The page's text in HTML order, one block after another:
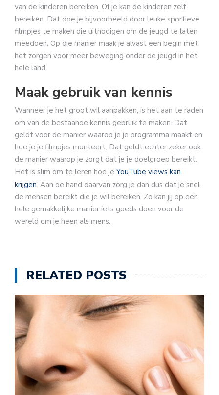
van de kinderen bereiken. Of je kan de kinderen zelf
bereiken. Dat doe je bijvoorbeeld door leuke sportieve
filmpjes te maken die uitnodigen om de jeugd te laten
meedoen. Op die manier maak je alvast een begin met
het zorgen voor meer beweging onder de jeugd in het
hele land.
Maak gebruik van kennis
Wanneer je het groot wil aanpakken, is het aan te raden
om van de bestaande kennis gebruik te maken. Dat
geldt voor de manier waarop je je programma maakt en
hoe je je filmpjes monteert. Dat geldt echter zeker ook
de manier waarop je zorgt dat je je doelgroep bereikt.
Het is slim om te leren hoe je YouTube views kan
krijgen. Aan de hand daarvan zorg je dan dus dat je snel
de mensen bereikt die je wil bereiken. Zo kan jij op een
hele gemakkelijke manier iets goeds doen voor de
wereld om je heen als mens.
RELATED POSTS